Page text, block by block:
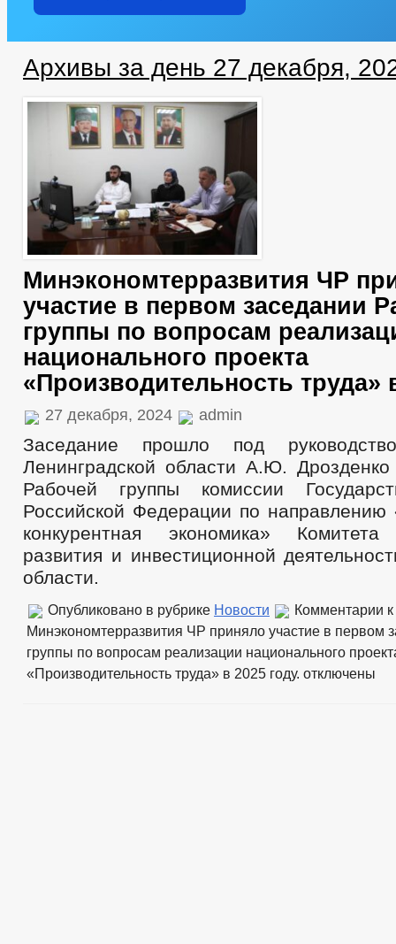
Архивы за день 27 декабря,
Минэкономтерразвития ЧР
участие в первом заседании
группы по вопросам
национального проекта
«Производительность труда»
27 декабря, 2024 admin
Заседание прошло под
Ленинградской области А.Ю.
Рабочей группы комиссии
Российской Федерации по
конкурентная экономика» Комитета
развития и инвестиционной
области.
Опубликовано в рубрике Новости Комментарии
Минэкономтерразвития ЧР приняло участие в первом
группы по вопросам реализации национального
«Производительность труда» в 2025 году. отключены